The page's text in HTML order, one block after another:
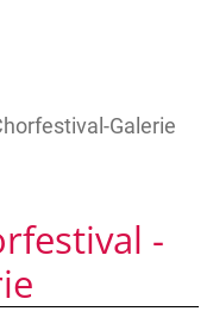
Galerie
-